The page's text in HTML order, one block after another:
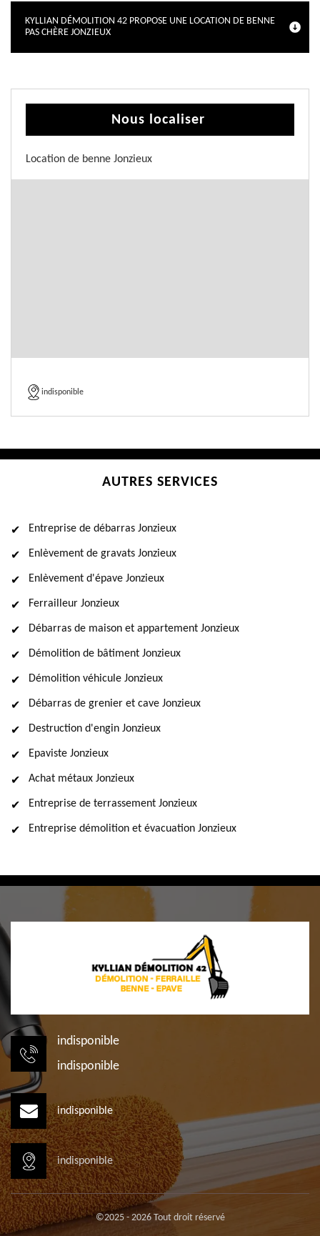
KYLLIAN DÉMOLITION 42 PROPOSE UNE LOCATION DE BENNE
PAS CHÈRE JONZIEUX
Nous localiser
Location de benne Jonzieux
indisponible
AUTRES SERVICES
Entreprise de débarras Jonzieux
Enlèvement de gravats Jonzieux
Enlèvement d'épave Jonzieux
Ferrailleur Jonzieux
Débarras de maison et appartement Jonzieux
Démolition de bâtiment Jonzieux
Démolition véhicule Jonzieux
Débarras de grenier et cave Jonzieux
Destruction d'engin Jonzieux
Epaviste Jonzieux
Achat métaux Jonzieux
Entreprise de terrassement Jonzieux
Entreprise démolition et évacuation Jonzieux
indisponible
indisponible
indisponible
indisponible
©2025 - 2026 Tout droit réservé